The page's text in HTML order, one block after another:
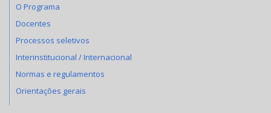
O Programa
Docentes
Processos seletivos
Interinstitucional / Internacional
Normas e regulamentos
Orientações gerais